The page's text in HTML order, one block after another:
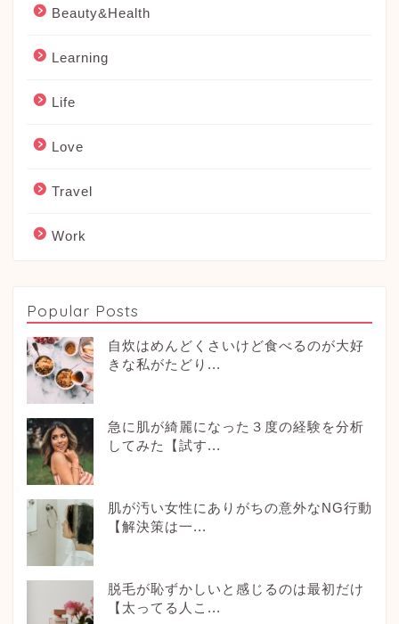
Beauty&Health
Learning
Life
Love
Travel
Work
Popular Posts
自炊はめんどくさいけど食べるのが大好
きな私がたどり...
急に肌が綺麗になった３度の経験を分析
してみた【試す...
肌が汚い女性にありがちの意外なNG行動
【解決策は一...
脱毛が恥ずかしいと感じるのは最初だけ
【太ってる人こ...